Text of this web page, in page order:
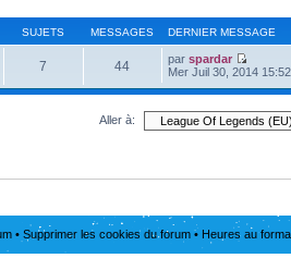
SUJETS MESSAGES DERNIER MESSAGE
7 44 par spardar
Mer Juil 30, 2014 15:52
Aller à:
• Supprimer les cookies du forum • Heures au